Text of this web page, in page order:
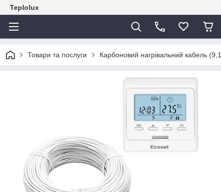
Teplolux
Товари та послуги Карбоновий нагрівальний кабель